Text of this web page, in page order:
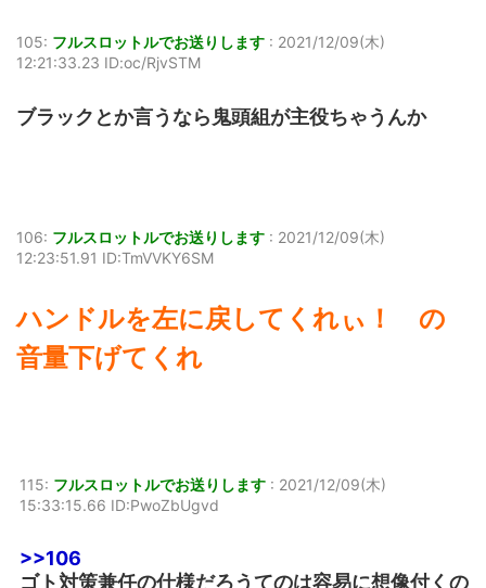
105: フルスロットルでお送りします : 2021/12/09(木)
12:21:33.23 ID:oc/RjvSTM
ブラックとか言うなら鬼頭組が主役ちゃうんか
106: フルスロットルでお送りします : 2021/12/09(木)
12:23:51.91 ID:TmVVKY6SM
ハンドルを左に戻してくれぃ！ の
音量下げてくれ
115: フルスロットルでお送りします : 2021/12/09(木)
15:33:15.66 ID:PwoZbUgvd
>>106
ゴト対策兼任の仕様だろうてのは容易に想像付くの